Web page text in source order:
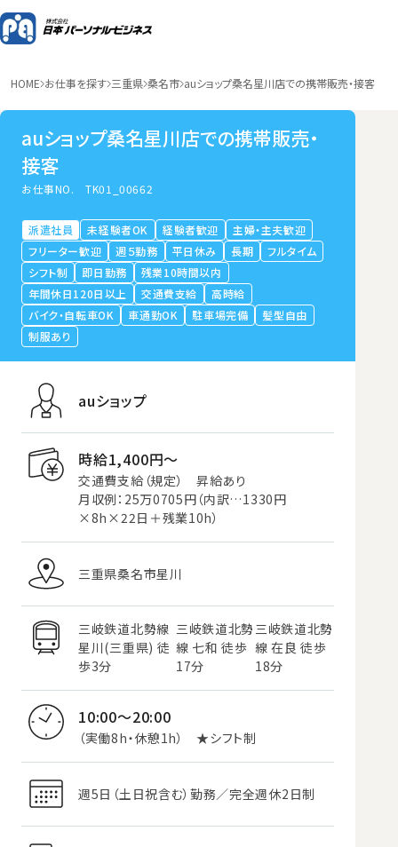
HOME お仕事を探す 三重県 桑名市 auショップ桑名星川店での携帯販売・接客
auショップ桑名星川店での携帯販売・
接客
お仕事NO.TK01_00662
派遣社員 未経験者OK 経験者歓迎
主婦・主夫歓迎
フリーター歓迎
週５勤務 平日休み 長期
フルタイム
シフト制
即日勤務
残業10時間以内
年間休日120日以上
交通費支給
高時給
バイク・自転車OK
車通勤OK 駐車場完備
髪型自由
制服あり
auショップ
時給1,400円〜
交通費支給（規定） 昇給あり
月収例：25万0705円（内訳…1330円
×8h×22日＋残業10h）
三重県桑名市星川
三岐鉄道北勢線
星川(三重県) 徒
歩3分
三岐鉄道北勢
線 七和 徒歩
17分
三岐鉄道北勢
線 在良 徒歩
18分
10:00～20:00
（実働8h・休憩1h） ★シフト制
週5日（土日祝含む）勤務／完全週休2日制